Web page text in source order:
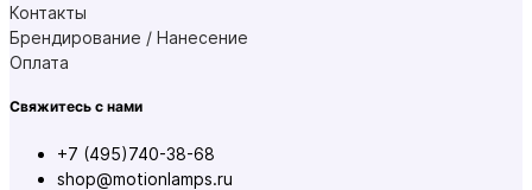
Контакты
Брендирование / Нанесение
Оплата
Свяжитесь с нами
+7 (495)740-38-68
shop@motionlamps.ru